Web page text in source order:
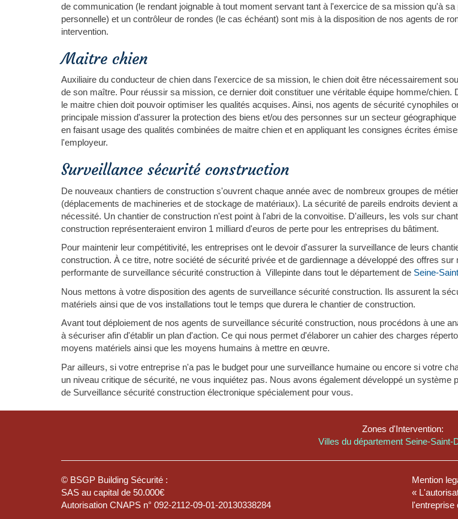
de communication (le rendant joignable à tout moment servant tant à l'exercice de sa mission qu'à sa
personnelle) et un contrôleur de rondes (le cas échéant) sont mis à la disposition de nos agents de
intervention.
Maitre chien
Auxiliaire du conducteur de chien dans l'exercice de sa mission, le chien doit être nécessairement
de son maître. Pour réussir sa mission, ce dernier doit constituer une véritable équipe homme/chien.
le maitre chien doit pouvoir optimiser les qualités acquises. Ainsi, nos agents de sécurité cynophiles
principale mission d'assurer la protection des biens et/ou des personnes sur un secteur
en faisant usage des qualités combinées de maitre chien et en appliquant les consignes écrites
l'employeur.
Surveillance sécurité construction
De nouveaux chantiers de construction s'ouvrent chaque année avec de nombreux groupes de métier
(déplacements de machineries et de stockage de matériaux). La sécurité de pareils endroits devient
nécessité. Un chantier de construction n'est point à l'abri de la convoitise. D'ailleurs, les vols sur
construction représenteraient environ 1 milliard d'euros de perte pour les entreprises du bâtiment.
Pour maintenir leur compétitivité, les entreprises ont le devoir d'assurer la surveillance de leurs
construction. À ce titre, notre société de sécurité privée et de gardiennage a développé des offres sur
performante de surveillance sécurité construction à Villepinte dans tout le département de Seine-
Nous mettons à votre disposition des agents de surveillance sécurité construction. Ils assurent la
matériels ainsi que de vos installations tout le temps que durera le chantier de construction.
Avant tout déploiement de nos agents de surveillance sécurité construction, nous procédons à une
à sécuriser afin d'établir un plan d'action. Ce qui nous permet d'élaborer un cahier des charges
moyens matériels ainsi que les moyens humains à mettre en œuvre.
Par ailleurs, si votre entreprise n'a pas le budget pour une surveillance humaine ou encore si votre
un niveau critique de sécurité, ne vous inquiétez pas. Nous avons également développé un système
de Surveillance sécurité construction électronique spécialement pour vous.
Zones d'Intervention:
Villes du département Seine-Saint-
© BSGP Building Sécurité :
SAS au capital de 50.000€
Autorisation CNAPS n° 092-2112-09-01-20130338284
Mention
«
l'entreprise